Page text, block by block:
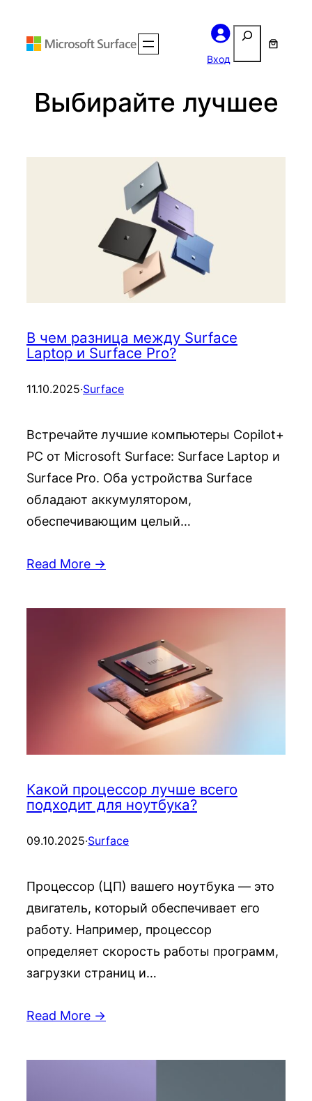
Вход
Поиск
Выбирайте лучшее
В чем разница между Surface
Laptop и Surface Pro?
11.10.2025·Surface
Встречайте лучшие компьютеры Copilot+
PC от Microsoft Surface: Surface Laptop и
Surface Pro. Оба устройства Surface
обладают аккумулятором,
обеспечивающим целый…
Read More →
Какой процессор лучше всего
подходит для ноутбука?
09.10.2025·Surface
Процессор (ЦП) вашего ноутбука — это
двигатель, который обеспечивает его
работу. Например, процессор
определяет скорость работы программ,
загрузки страниц и…
Read More →